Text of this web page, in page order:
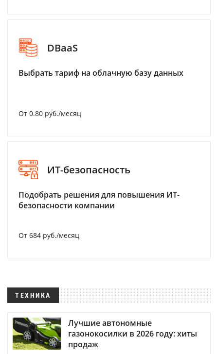
DBaaS
Выбрать тариф на облачную базу данных
От 0.80 руб./месяц
ИТ-безопасность
Подобрать решения для повышения ИТ-
безопасности компании
От 684 руб./месяц
ТЕХНИКА
Лучшие автономные
газонокосилки в 2026 году: хиты
продаж